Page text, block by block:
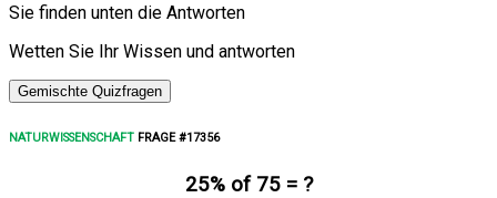
Sie finden unten die Antworten
Wetten Sie Ihr Wissen und antworten
Gemischte Quizfragen
NATURWISSENSCHAFT FRAGE #17356
25% of 75 = ?